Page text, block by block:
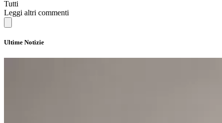
Tutti
Leggi altri commenti
Ultime Notizie